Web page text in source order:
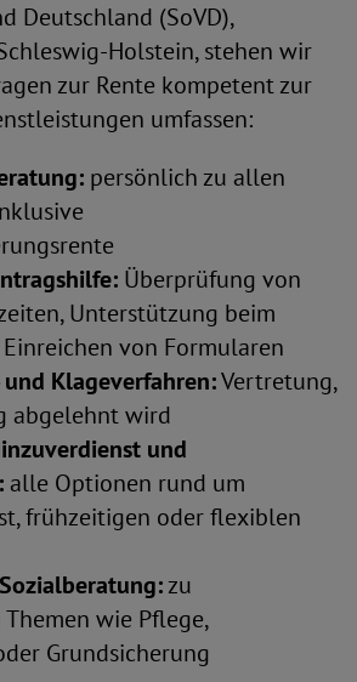
Deutschland (SoVD),
Holstein, stehen wir
zur Rente kompetent zur
umfassen:
persönlich zu allen
Überprüfung von
Unterstützung beim
von Formularen
Klageverfahren:Vertretung,
abgelehnt wird
und
alle Optionen rund um
frühzeitigen oder flexiblen
zu
wie Pflege,
Grundsicherung